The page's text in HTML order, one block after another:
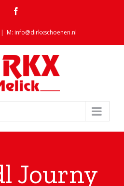
| M: info@dirkxschoenen.nl
Journy